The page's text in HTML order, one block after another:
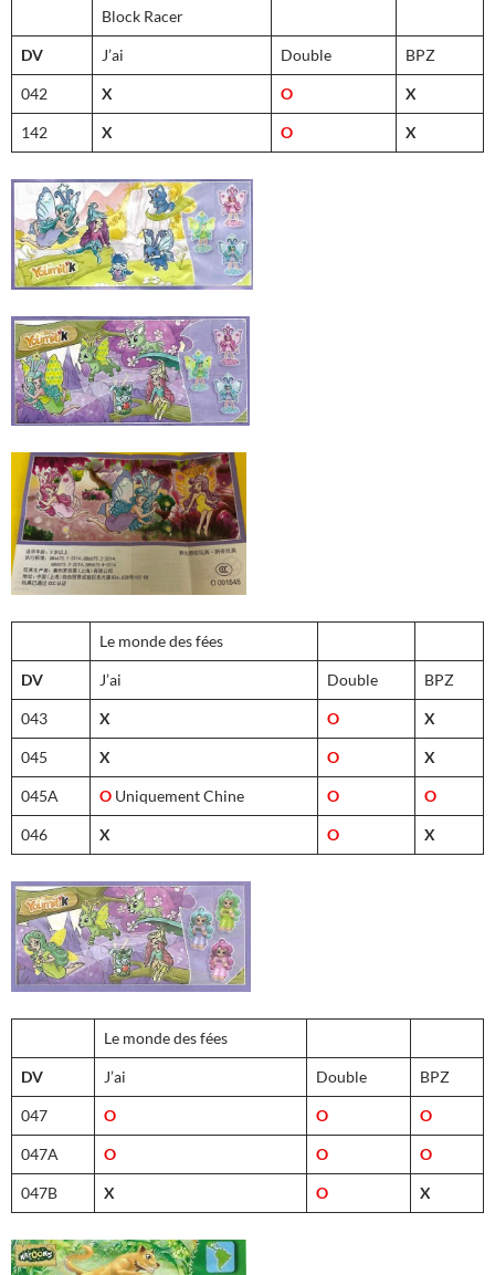
Block Racer
DV J’ai Double BPZ
042 X O X
142 X O X
Le monde des fées
DV J’ai Double BPZ
043 X O X
045 X O X
045A O Uniquement Chine O O
046 X O X
Le monde des fées
DV J’ai Double BPZ
047 O O O
047A O O O
047B X O X